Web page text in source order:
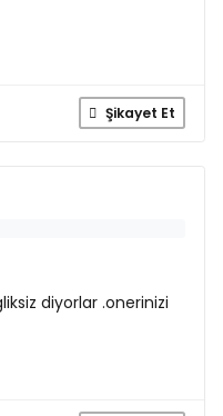
Şikayet Et
diyorlar .onerinizi